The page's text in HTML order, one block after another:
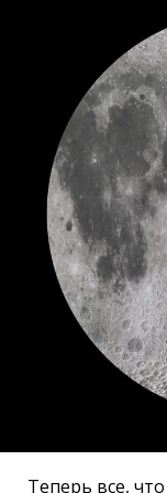
Теперь все,